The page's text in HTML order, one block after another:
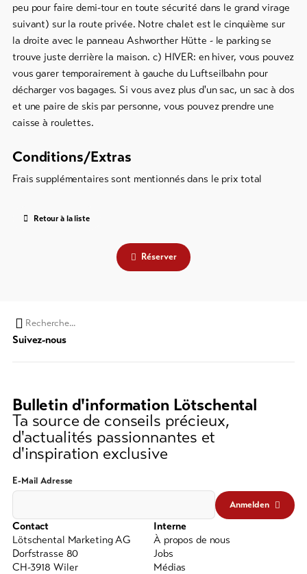
peu pour faire demi-tour en toute sécurité dans le grand virage
suivant) sur la route privée. Notre chalet est le cinquième sur
la droite avec le panneau Ashworther Hütte - le parking se
trouve juste derrière la maison. c) HIVER: en hiver, vous pouvez
vous garer temporairement à gauche du Luftseilbahn pour
décharger vos bagages. Si vous avez plus d'un sac, un sac à dos
et une paire de skis par personne, vous pouvez prendre une
caisse à roulettes.
Conditions/Extras
Frais supplémentaires sont mentionnés dans le prix total
Retour à la liste
Réserver
Chaine
de
recherche
moins
3
caractères)
Suivez-nous
Bulletin d'information Lötschental
Ta source de conseils précieux,
d'actualités passionnantes et
d'inspiration exclusive
E-Mail Adresse
Anmelden
Contact
Lötschental Marketing AG
Dorfstrasse 80
CH-3918 Wiler
Interne
À propos de nous
Jobs
Médias